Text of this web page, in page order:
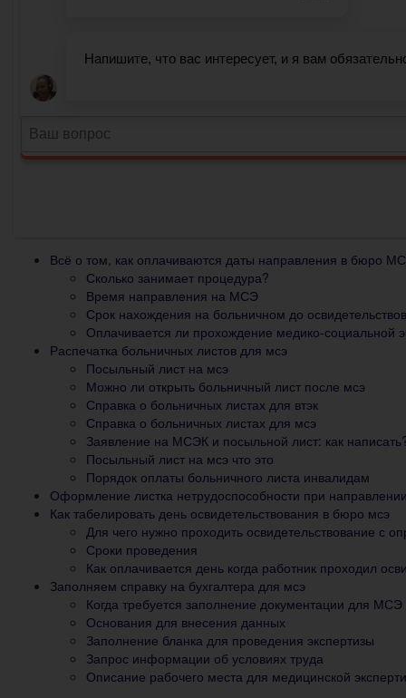
Всё о том, как оплачиваются даты направления в бюро
Сколько занимает процедура?
Время направления на МСЭ
Срок нахождения на больничном до
Оплачивается ли прохождение медико-социальной
Распечатка больничных листов для мсэ
Посыльный лист на мсэ
Можно ли открыть больничный лист после мсэ
Справка о больничных листах для втэк
Справка о больничных листах для мсэ
Заявление на МСЭК и посыльной лист: как
Посыльный лист на мсэ что это
Порядок оплаты больничного листа инвалидам
Оформление листка нетрудоспособности при
Как табелировать день освидетельствования в бюро мсэ
Для чего нужно проходить освидетельствование с
Сроки проведения
Как оплачивается день когда работник проходил
Заполняем справку на бухгалтера для мсэ
Когда требуется заполнение документации для МСЭ
Основания для внесения данных
Заполнение бланка для проведения экспертизы
Запрос информации об условиях труда
Описание рабочего места для медицинской